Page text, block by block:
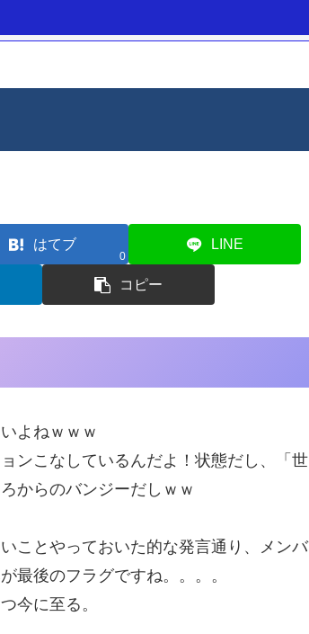
はてブ
0
LINE
コピー
よねｗｗｗ
ンこなしているんだよ！状態だし、「世
からのバンジーだしｗｗ
ことやっておいた的な発言通り、メンバ
最後のフラグですね。。。。
今に至る。